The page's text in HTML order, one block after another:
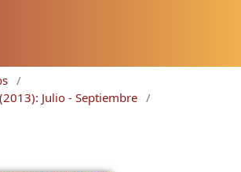
/
Julio - Septiembre /